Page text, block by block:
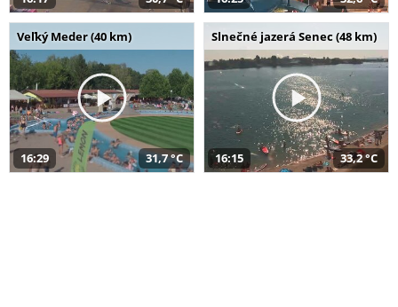
Veľký Meder (40 km)
16:29 31,7 °C
Slnečné jazerá Senec (48 km)
16:15 33,2 °C